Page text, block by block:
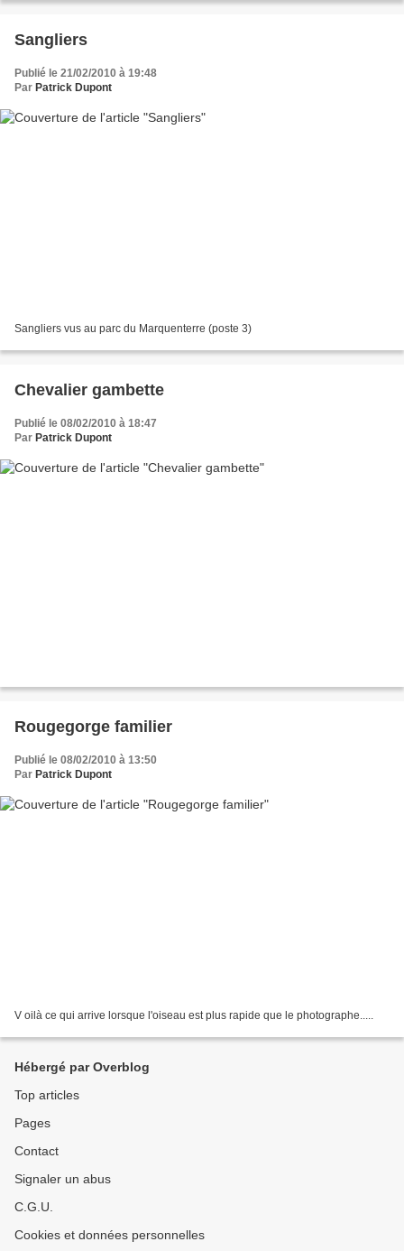
Sangliers
Publié le 21/02/2010 à 19:48
Par Patrick Dupont
Sangliers vus au parc du Marquenterre (poste 3)
Chevalier gambette
Publié le 08/02/2010 à 18:47
Par Patrick Dupont
Rougegorge familier
Publié le 08/02/2010 à 13:50
Par Patrick Dupont
V oilà ce qui arrive lorsque l'oiseau est plus rapide que le photographe.....
Hébergé par Overblog
Top articles
Pages
Contact
Signaler un abus
C.G.U.
Cookies et données personnelles